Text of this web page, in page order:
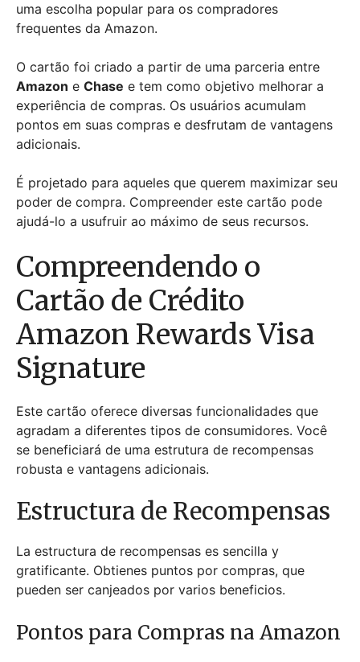
uma escolha popular para os compradores
frequentes da Amazon.
O cartão foi criado a partir de uma parceria entre
Amazon e Chase e tem como objetivo melhorar a
experiência de compras. Os usuários acumulam
pontos em suas compras e desfrutam de vantagens
adicionais.
É projetado para aqueles que querem maximizar seu
poder de compra. Compreender este cartão pode
ajudá-lo a usufruir ao máximo de seus recursos.
Compreendendo o
Cartão de Crédito
Amazon Rewards Visa
Signature
Este cartão oferece diversas funcionalidades que
agradam a diferentes tipos de consumidores. Você
se beneficiará de uma estrutura de recompensas
robusta e vantagens adicionais.
Estructura de Recompensas
La estructura de recompensas es sencilla y
gratificante. Obtienes puntos por compras, que
pueden ser canjeados por varios beneficios.
Pontos para Compras na Amazon